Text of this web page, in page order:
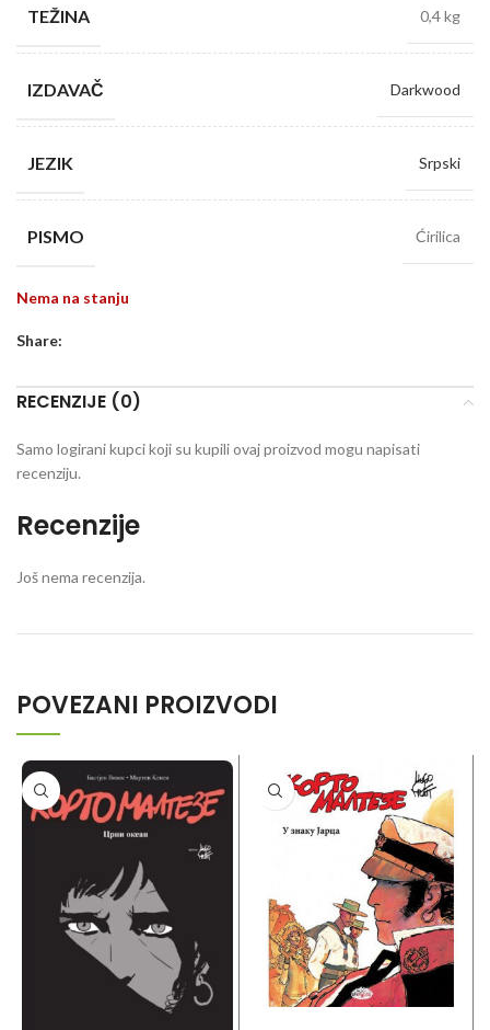
TEŽINA 0,4 kg
IZDAVAČ Darkwood
JEZIK Srpski
PISMO Ćirilica
Nema na stanju
Share:
RECENZIJE (0)
Recenzije
Još nema recenzija.
Samo logirani kupci koji su kupili ovaj proizvod mogu napisati
recenziju.
POVEZANI PROIZVODI